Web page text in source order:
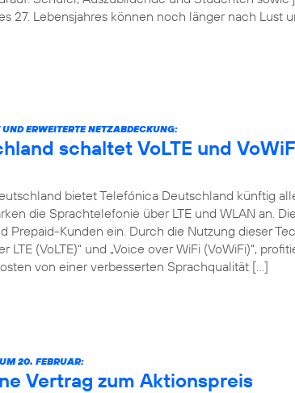
27. Lebensjahres können noch länger nach Lust
ERWEITERTE NETZABDECKUNG:
schaltet VoLTE und
bietet Telefónica Deutschland künftig
die Sprachtelefonie über LTE und WLAN an.
Prepaid-Kunden ein. Durch die Nutzung dieser
LTE (VoLTE)“ und „Voice over WiFi (VoWiFi)“,
von einer verbesserten Sprachqualität […]
20. FEBRUAR:
Vertrag zum Aktionspreis